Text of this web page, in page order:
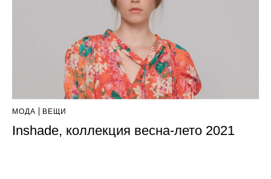
МОДА ВЕЩИ
Inshade, коллекция весна-лето 2021